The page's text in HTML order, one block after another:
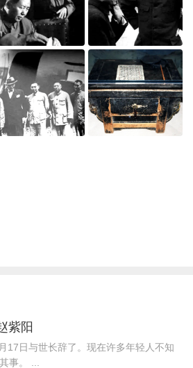
紫阳
17日与世长辞了。现在许多年轻人不知
事。 ...